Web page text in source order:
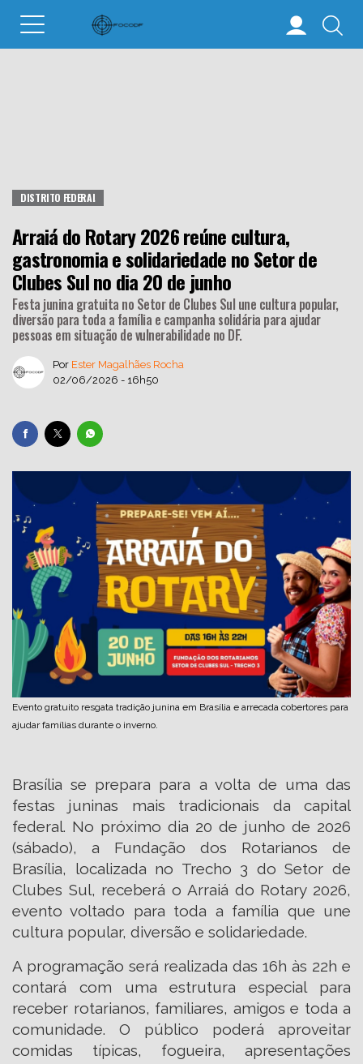
DISTRITO FEDERAL
Arraiá do Rotary 2026 reúne cultura,
gastronomia e solidariedade no Setor de
Clubes Sul no dia 20 de junho
Festa junina gratuita no Setor de Clubes Sul une cultura popular,
diversão para toda a família e campanha solidária para ajudar
pessoas em situação de vulnerabilidade no DF.
Por Ester Magalhães Rocha
02/06/2026 - 16h50
Evento gratuito resgata tradição junina em Brasília e arrecada cobertores para
ajudar famílias durante o inverno.
Brasília se prepara para a volta de uma das
festas juninas mais tradicionais da capital
federal. No próximo dia 20 de junho de 2026
(sábado), a Fundação dos Rotarianos de
Brasília, localizada no Trecho 3 do Setor de
Clubes Sul, receberá o Arraiá do Rotary 2026,
evento voltado para toda a família que une
cultura popular, diversão e solidariedade.
A programação será realizada das 16h às 22h e
contará com uma estrutura especial para
receber rotarianos, familiares, amigos e toda a
comunidade. O público poderá aproveitar
comidas típicas, fogueira, apresentações